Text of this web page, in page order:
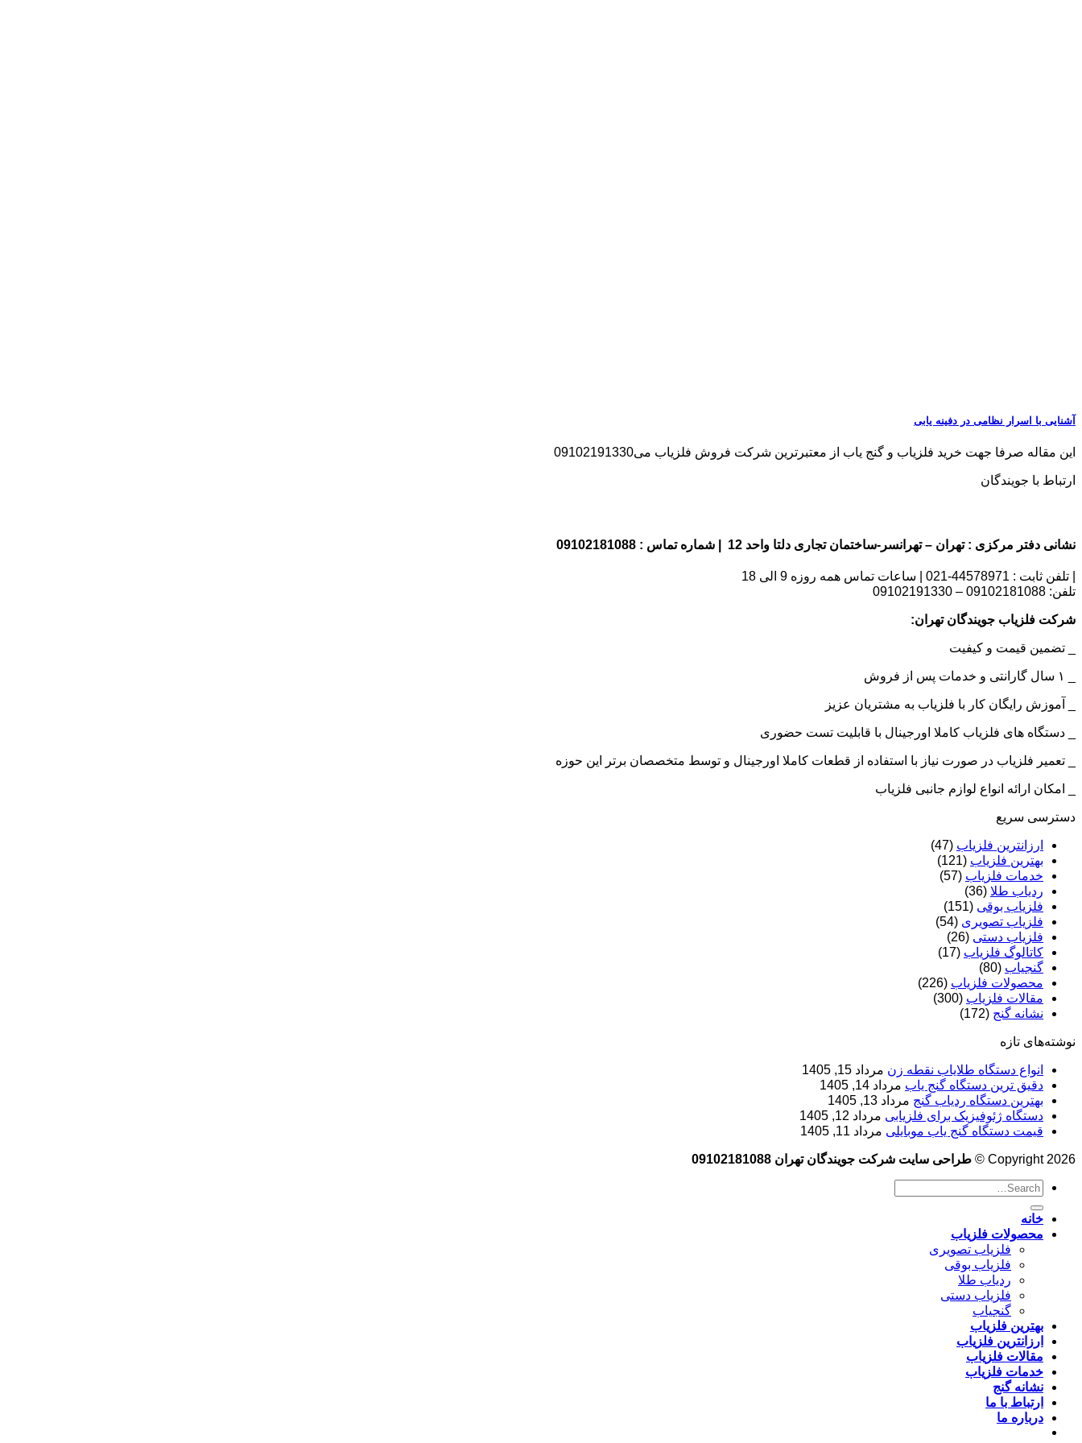
آشنایی با اسرار نظامی در دفینه یابی
این مقاله صرفا جهت خرید فلزیاب و گنج یاب از معتبرترین شرکت فروش فلزیاب می09102191330
ارتباط با جویندگان
نشانی دفتر مرکزی : تهران – تهرانسر-ساختمان تجاری دلتا واحد 12 | شماره تماس : 09102181088
| تلفن ثابت : 44578971-021 | ساعات تماس همه روزه 9 الی 18
تلفن: 09102181088 – 09102191330
شرکت فلزیاب جویندگان تهران:
_ تضمین قیمت و کیفیت
_ آموزش رایگان کار با فلزیاب به مشتریان عزیز
_ دستگاه های فلزیاب کاملا اورجینال با قابلیت تست حضوری
_ تعمیر فلزیاب در صورت نیاز با استفاده از قطعات کاملا اورجینال و توسط متخصصان برتر این حوزه
_ امکان ارائه انواع لوازم جانبی فلزیاب
دسترسی سریع
ارزانترین فلزیاب (47)
بهترین فلزیاب (121)
خدمات فلزیاب (57)
ردیاب طلا (36)
فلزیاب بوقی (151)
فلزیاب تصویری (54)
فلزیاب دستی (26)
کاتالوگ فلزیاب (17)
گنجیاب (80)
محصولات فلزیاب (226)
مقالات فلزیاب (300)
نشانه گنج (172)
نوشته‌های تازه
انواع دستگاه طلایاب نقطه زن مرداد 15, 1405
دقیق ترین دستگاه گنج یاب مرداد 14, 1405
بهترین دستگاه ردیاب گنج مرداد 13, 1405
دستگاه ژئوفیزیک برای فلزیابی مرداد 12, 1405
قیمت دستگاه گنج یاب موبایلی مرداد 11, 1405
Copyright 2026 © طراحی سایت شرکت جویندگان تهران 09102181088
خانه
محصولات فلزیاب
فلزیاب تصویری
فلزیاب بوقی
ردیاب طلا
فلزیاب دستی
گنجیاب
بهترین فلزیاب
ارزانترین فلزیاب
مقالات فلزیاب
خدمات فلزیاب
نشانه گنج
ارتباط با ما
درباره ما